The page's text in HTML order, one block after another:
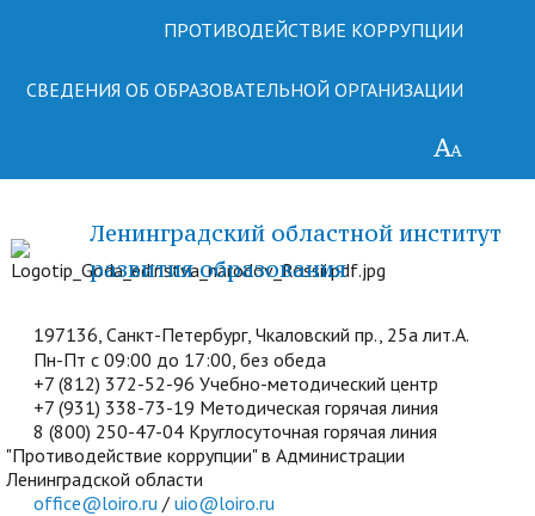
ПРОТИВОДЕЙСТВИЕ КОРРУПЦИИ
СВЕДЕНИЯ ОБ ОБРАЗОВАТЕЛЬНОЙ ОРГАНИЗАЦИИ
Ленинградский областной институт
развития образования
197136, Санкт-Петербург, Чкаловский пр., 25а лит.А.
Пн-Пт с 09:00 до 17:00, без обеда
+7 (812) 372-52-96 Учебно-методический центр
+7 (931) 338-73-19 Методическая горячая линия
8 (800) 250-47-04 Круглосуточная горячая линия
"Противодействие коррупции" в Администрации
Ленинградской области
office@loiro.ru / uio@loiro.ru